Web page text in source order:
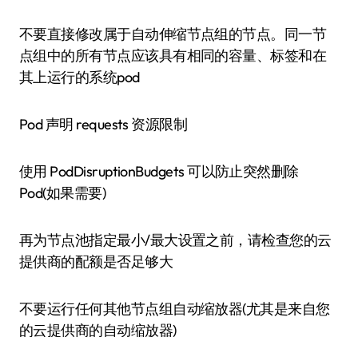
不要直接修改属于自动伸缩节点组的节点。同一节
点组中的所有节点应该具有相同的容量、标签和在
其上运行的系统pod
Pod 声明 requests 资源限制
使用 PodDisruptionBudgets 可以防止突然删除
Pod(如果需要)
再为节点池指定最小/最大设置之前，请检查您的云
提供商的配额是否足够大
不要运行任何其他节点组自动缩放器(尤其是来自您
的云提供商的自动缩放器)